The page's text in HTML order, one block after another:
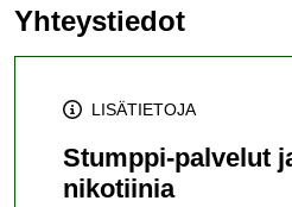
Yhteystiedot
LISÄTIETOJA
Stumppi-palvelut
nikotiinia